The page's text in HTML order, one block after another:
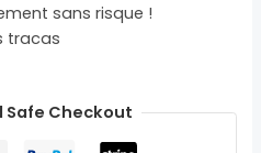
sans risque !
tracas
Safe Checkout